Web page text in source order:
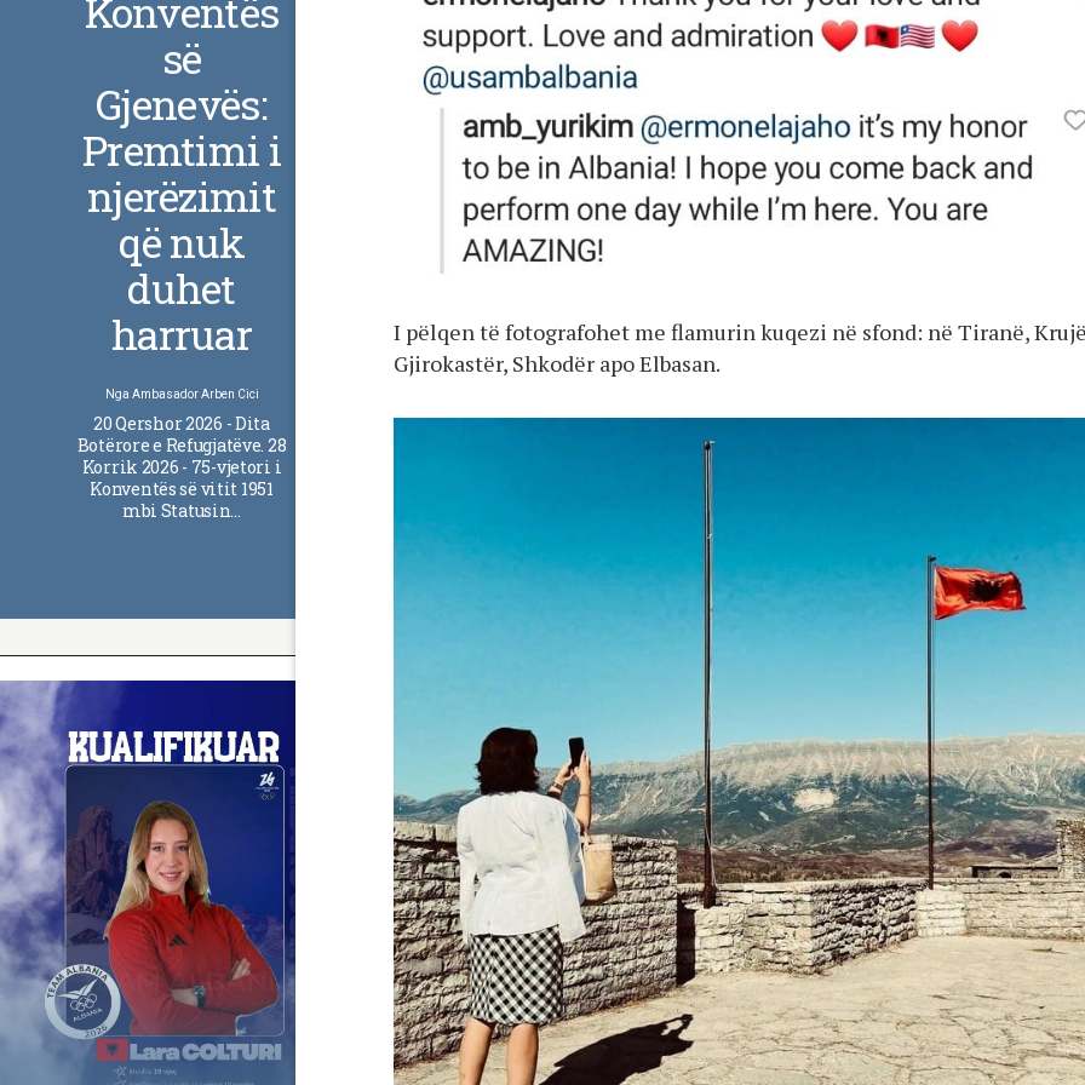
I pëlqen të fotografohet me flamurin kuqezi në sfond: në Tiranë,
Gjirokastër, Shkodër apo Elbasan.
Konventës
së
Gjenevës:
Premtimi i
njerëzimit
që nuk
duhet
harruar
Nga Ambasador Arben Cici
20 Qershor 2026 - Dita
Botërore e Refugjatëve. 28
Korrik 2026 - 75-vjetori i
Konventës së vitit 1951
mbi Statusin…